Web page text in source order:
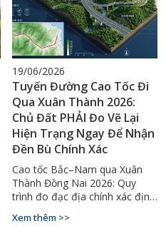
19/06/2026
Tuyến Đường Cao Tốc Đi
Qua Xuân Thành 2026:
Chủ Đất PHẢI Đo Vẽ Lại
Hiện Trạng Ngay Để Nhận
Đền Bù Chính Xác
Cao tốc Bắc–Nam qua Xuân
Thành Đồng Nai 2026: Quy
trình đo đạc địa chính xác định
quyền lợi đền bù. Gọi
Xem thêm >>